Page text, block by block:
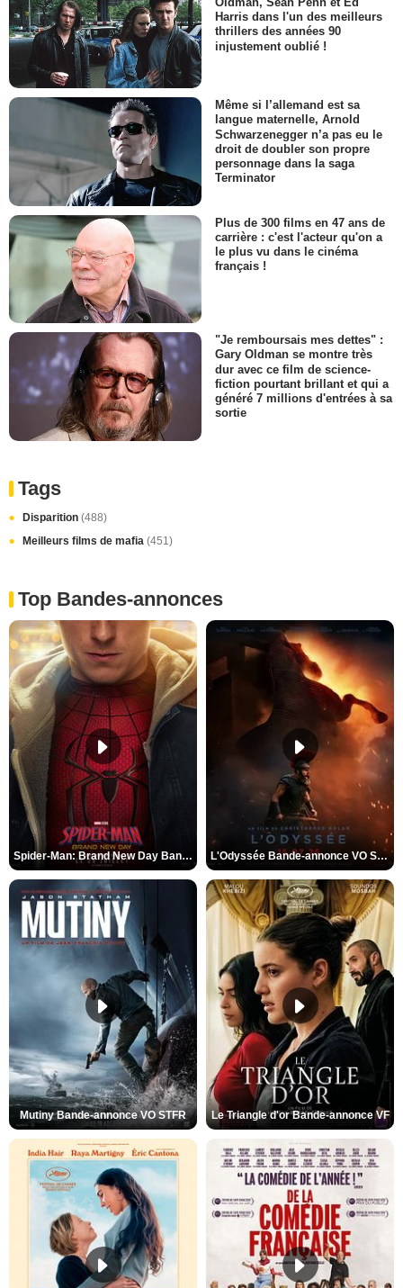
Harris dans l'un des meilleurs
thrillers des années 90
injustement oublié !
Même si l’allemand est sa
langue maternelle, Arnold
Schwarzenegger n’a pas eu le
droit de doubler son propre
personnage dans la saga
Terminator
Plus de 300 films en 47 ans de
carrière : c'est l'acteur qu'on a
le plus vu dans le cinéma
français !
"Je remboursais mes dettes" :
Gary Oldman se montre très
dur avec ce film de science-
fiction pourtant brillant et qui a
généré 7 millions d'entrées à sa
sortie
Tags
Disparition (488)
Meilleurs films de mafia (451)
Top Bandes-annonces
Spider-Man: Brand New Day Bande-annonce VO STFR L'Odyssée Bande-annonce VO STFR
Mutiny Bande-annonce VO STFR Le Triangle d'or Bande-annonce VF